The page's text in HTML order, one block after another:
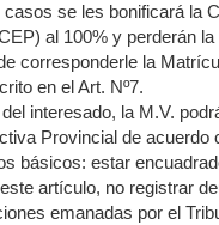
se les bonificará la
al 100% y perderán
corresponderle la
en el Art. Nº7.
interesado, la M.V.
Provincial de acuerdo
básicos: estar
artículo, no registrar
emanadas por el